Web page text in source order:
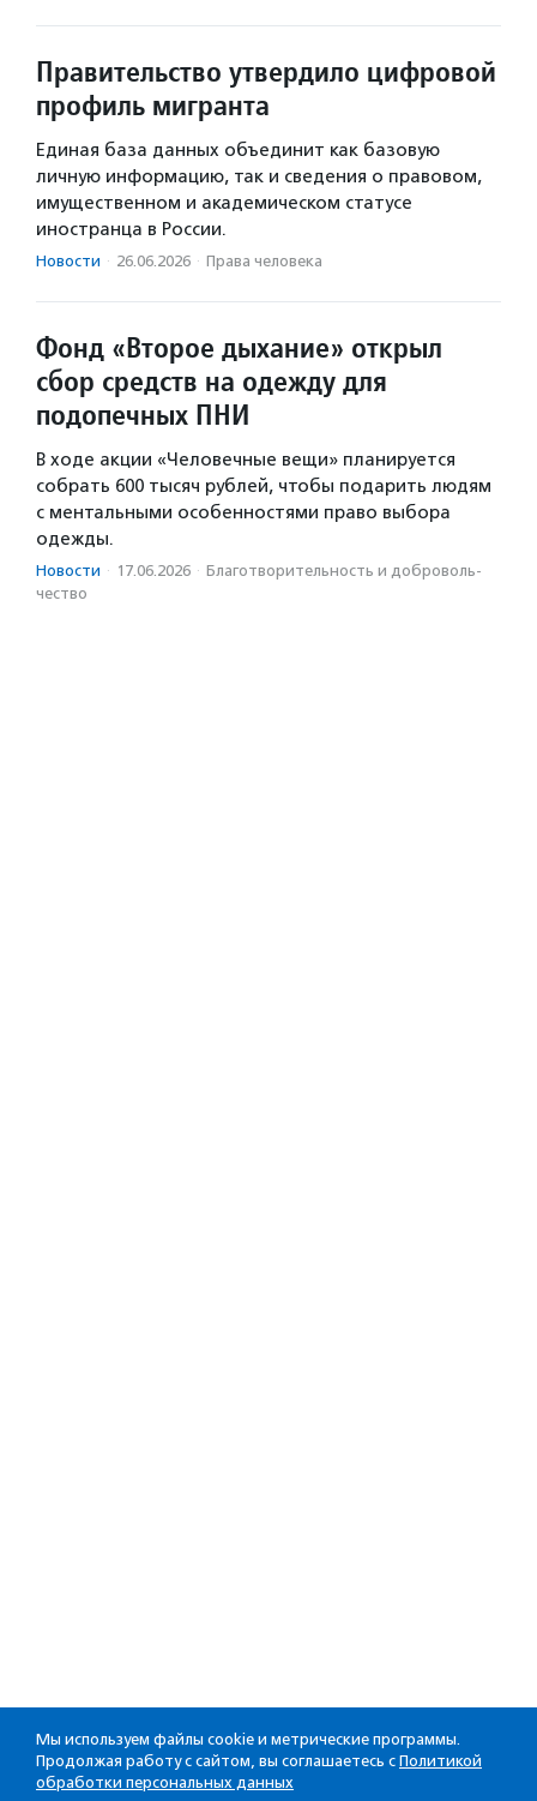
Правительство утвердило цифровой
профиль мигранта
Единая база данных объединит как базовую
личную информацию, так и сведения о правовом,
имущественном и академическом статусе
иностранца в России.
Новости · 26.06.2026 · Права человека
Фонд «Второе дыхание» открыл
сбор средств на одежду для
подопечных ПНИ
В ходе акции «Человечные вещи» планируется
собрать 600 тысяч рублей, чтобы подарить людям
с ментальными особенностями право выбора
одежды.
Новости · 17.06.2026 · Благотвори­тель­ность и доброволь­
чест­во
Мы используем файлы cookie и метрические программы.
Продолжая работу с сайтом, вы соглашаетесь с Политикой
обработки персональных данных